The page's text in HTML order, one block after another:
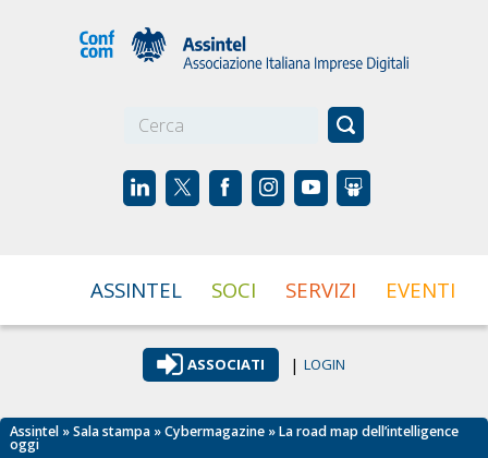
ASSINTEL SOCI SERVIZI EVENTI
ASSOCIATI | LOGIN
Assintel »Sala stampa »Cybermagazine » La road map dell’intelligence
oggi